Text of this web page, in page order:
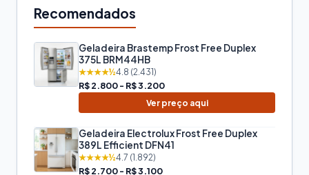
Recomendados
Geladeira Brastemp Frost Free Duplex
375L BRM44HB
★★★★½4.8 (2.431)
R$ 2.800 - R$ 3.200
Ver preço aqui
Geladeira Electrolux Frost Free Duplex
389L Efficient DFN41
★★★★½4.7 (1.892)
R$ 2.700 - R$ 3.100